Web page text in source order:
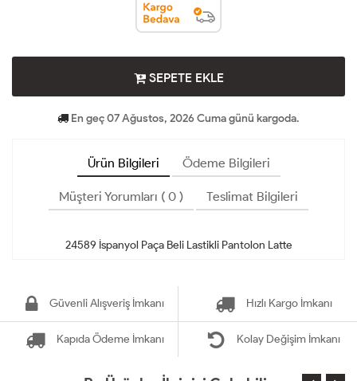
SEPETE EKLE
En geç 07 Ağustos, 2026 Cuma günü kargoda.
Ürün Bilgileri Ödeme Bilgileri
Müşteri Yorumları ( 0 ) Teslimat Bilgileri
Güvenli Alışveriş İmkanı Hızlı Kargo İmkanı
Kapıda Ödeme İmkanı Kolay Değişim İmkanı